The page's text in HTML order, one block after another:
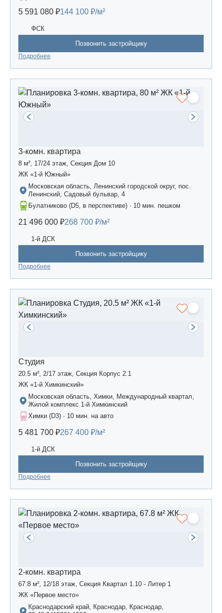
5 591 080 ₽144 100 ₽/м²
ФСК
Позвонить застройщику
Подробнее
3-комн. квартира
8 м², 17/24 этаж, Секция Дом 10
ЖК «1-й Южный»
Московская область, Ленинский городской округ, пос.
Ленинский, Садовый бульвар, 4
Булатниково (D5, в перспективе) · 10 мин. пешком
21 496 000 ₽268 700 ₽/м²
1-й ДСК
Позвонить застройщику
Подробнее
Студия
20.5 м², 2/17 этаж, Секция Корпус 2.1
ЖК «1-й Химкинский»
Московская область, Химки, Международный квартал,
Жилой комплекс 1-й Химкинский
Химки (D3) · 10 мин. на авто
5 481 700 ₽267 400 ₽/м²
1-й ДСК
Позвонить застройщику
Подробнее
2-комн. квартира
67.8 м², 12/18 этаж, Секция Квартал 1.10 - Литер 1
ЖК «Первое место»
Краснодарский край, Краснодар, Краснодар,